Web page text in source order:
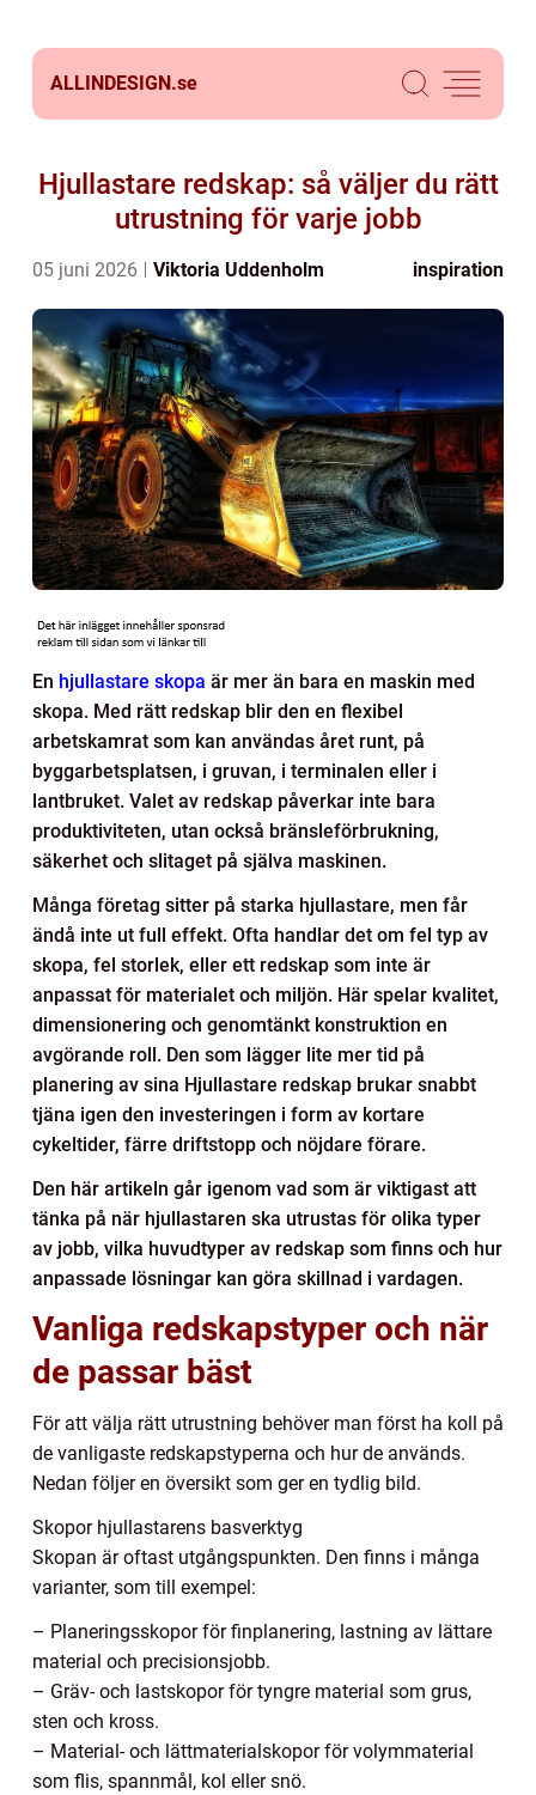
ALLINDESIGN.se
Hjullastare redskap: så väljer du rätt
utrustning för varje jobb
05 juni 2026 Viktoria Uddenholm inspiration
En hjullastare skopa är mer än bara en maskin med
skopa. Med rätt redskap blir den en flexibel
arbetskamrat som kan användas året runt, på
byggarbetsplatsen, i gruvan, i terminalen eller i
lantbruket. Valet av redskap påverkar inte bara
produktiviteten, utan också bränsleförbrukning,
säkerhet och slitaget på själva maskinen.
Många företag sitter på starka hjullastare, men får
ändå inte ut full effekt. Ofta handlar det om fel typ av
skopa, fel storlek, eller ett redskap som inte är
anpassat för materialet och miljön. Här spelar kvalitet,
dimensionering och genomtänkt konstruktion en
avgörande roll. Den som lägger lite mer tid på
planering av sina Hjullastare redskap brukar snabbt
tjäna igen den investeringen i form av kortare
cykeltider, färre driftstopp och nöjdare förare.
Den här artikeln går igenom vad som är viktigast att
tänka på när hjullastaren ska utrustas för olika typer
av jobb, vilka huvudtyper av redskap som finns och hur
anpassade lösningar kan göra skillnad i vardagen.
Vanliga redskapstyper och när
de passar bäst
För att välja rätt utrustning behöver man först ha koll på
de vanligaste redskapstyperna och hur de används.
Nedan följer en översikt som ger en tydlig bild.
Skopor hjullastarens basverktyg
Skopan är oftast utgångspunkten. Den finns i många
varianter, som till exempel:
– Planeringsskopor för finplanering, lastning av lättare
material och precisionsjobb.
– Gräv- och lastskopor för tyngre material som grus,
sten och kross.
– Material- och lättmaterialskopor för volymmaterial
som flis, spannmål, kol eller snö.